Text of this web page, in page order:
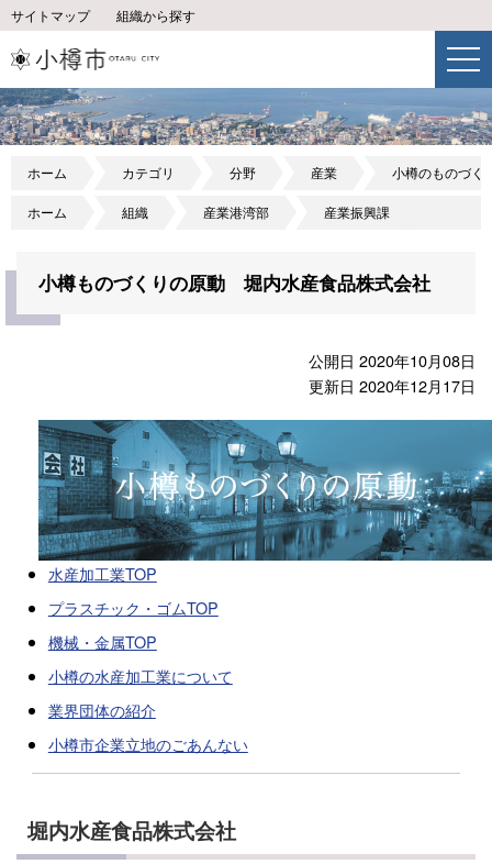
サイトマップ 組織から探す
ホーム カテゴリ 分野 産業 小樽のものづく
ホーム 組織 産業港湾部 産業振興課
小樽ものづくりの原動 堀内水産食品株式会社
公開日 2020年10月08日
更新日 2020年12月17日
水産加工業TOP
プラスチック・ゴムTOP
機械・金属TOP
小樽の水産加工業について
業界団体の紹介
小樽市企業立地のごあんない
堀内水産食品株式会社